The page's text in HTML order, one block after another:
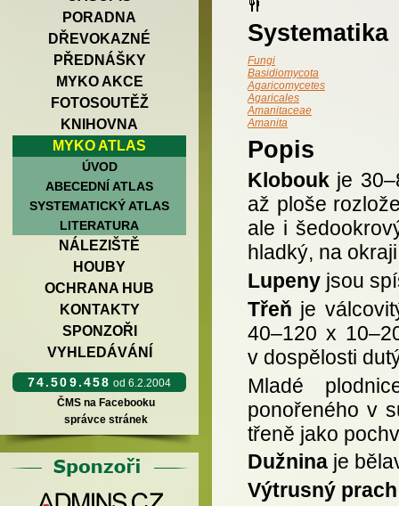
PORADNA
DŘEVOKAZNÉ
PŘEDNÁŠKY
MYKO AKCE
FOTOSOUTĚŽ
KNIHOVNA
MYKO ATLAS
ÚVOD
ABECEDNÍ ATLAS
SYSTEMATICKÝ ATLAS
LITERATURA
NÁLEZIŠTĚ
HOUBY
OCHRANA HUB
KONTAKTY
SPONZOŘI
VYHLEDÁVÁNÍ
74.509.458 od 6.2.2004
ČMS na Facebooku
správce stránek
Systematika
Fungi
Basidiomycota
Agaricomycetes
Agaricales
Amanitaceae
Amanita
Popis
Klobouk je
až ploše
ale i
hladký, na
Lupeny jsou
Třeň je
40–120 x
v dospělosti
Mladé
ponořeného v
třeně jako
Dužnina je
Výtrusný prach